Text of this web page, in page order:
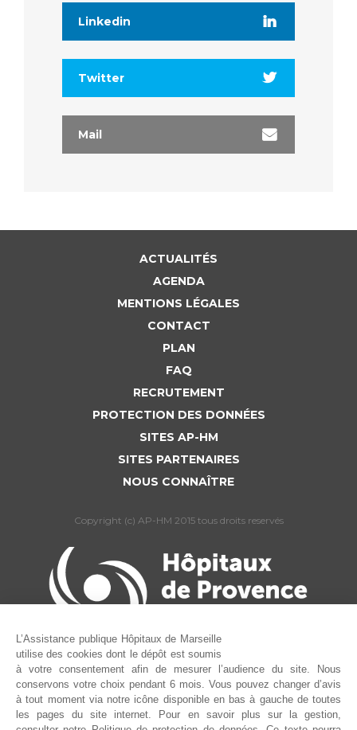
Linkedin
Twitter
Mail
ACTUALITÉS
AGENDA
MENTIONS LÉGALES
CONTACT
PLAN
FAQ
RECRUTEMENT
PROTECTION DES DONNÉES
SITES AP-HM
SITES PARTENAIRES
NOUS CONNAÎTRE
Copyright (c) AP-HM 2015 tous droits reservés
L’Assistance publique Hôpitaux de Marseille
utilise des cookies dont le dépôt est soumis
à votre consentement afin de mesurer l’audience du site. Nous
conservons votre choix pendant 6 mois. Vous pouvez changer d’avis
à tout moment via notre icône disponible en bas à gauche de toutes
les pages du site internet. Pour en savoir plus sur la gestion,